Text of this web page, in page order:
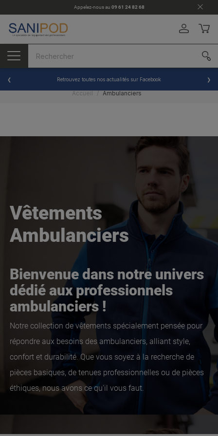
Appelez-nous au 09 61 24 82 68
Retrouvez toutes nos actualités sur Facebook
Accueil Ambulanciers
Vêtements
Ambulanciers
Bienvenue dans notre univers
dédié aux professionnels
ambulanciers !
Notre collection de vêtements spécialement pensée pour
répondre aux besoins des ambulanciers, alliant style,
confort et durabilité. Que vous soyez à la recherche de
pièces basiques, de tenues professionnelles ou de pièces
éthiques, nous avons ce qu'il vous faut.